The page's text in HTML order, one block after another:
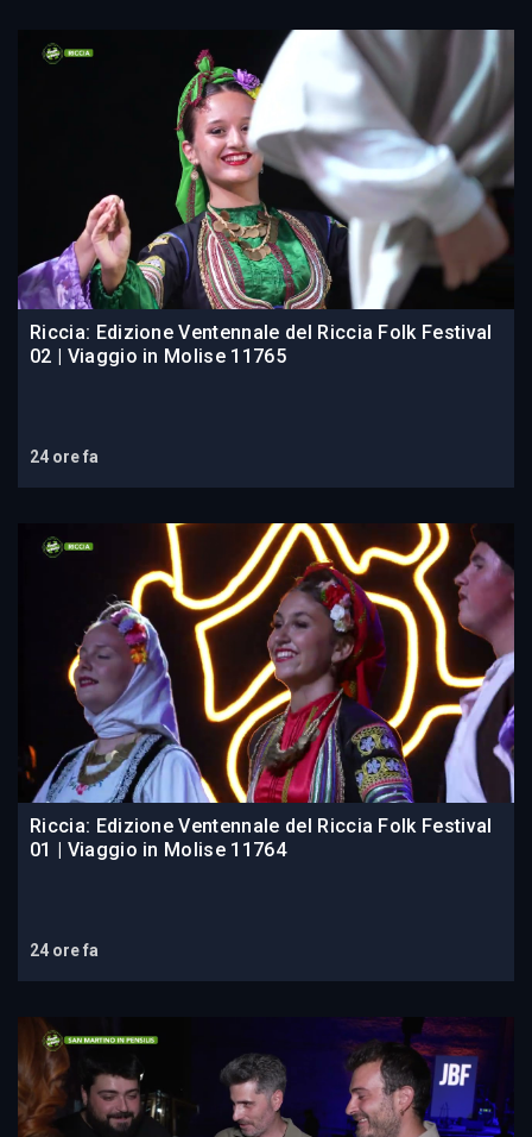
Riccia: Edizione Ventennale del Riccia Folk Festival
02 | Viaggio in Molise 11765
24 ore fa
Riccia: Edizione Ventennale del Riccia Folk Festival
01 | Viaggio in Molise 11764
24 ore fa